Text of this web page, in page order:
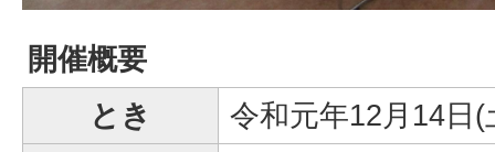
開催概要
とき
令和元年12月14日